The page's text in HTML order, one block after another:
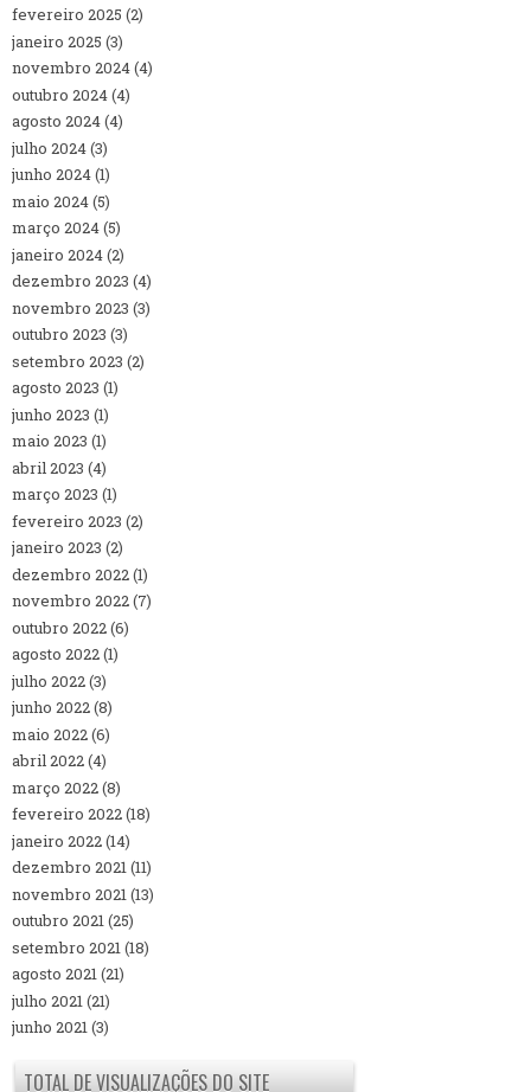
fevereiro 2025 (2)
janeiro 2025 (3)
novembro 2024(4)
outubro 2024(4)
agosto 2024(4)
julho 2024(3)
junho 2024(1)
maio 2024(5)
março 2024(5)
janeiro 2024(2)
dezembro 2023 (4)
novembro 2023 (3)
outubro 2023 (3)
setembro 2023 (2)
agosto 2023 (1)
junho 2023 (1)
maio 2023 (1)
abril 2023 (4)
março 2023 (1)
fevereiro 2023 (2)
janeiro 2023 (2)
dezembro 2022(1)
novembro 2022(7)
outubro 2022(6)
agosto 2022(1)
julho 2022(3)
junho 2022(8)
maio 2022(6)
abril 2022(4)
março 2022(8)
fevereiro 2022(18)
janeiro 2022(14)
dezembro 2021(11)
novembro 2021(13)
outubro 2021(25)
setembro 2021(18)
agosto 2021(21)
julho 2021(21)
junho 2021(3)
TOTAL DE VISUALIZAÇÕES DO SITE